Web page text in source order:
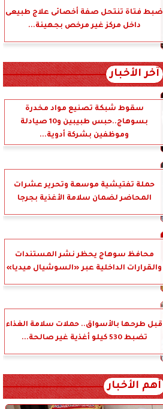
ضبط فتاة تنتحل صفة أخصائى علاج طبيعى
داخل مركز غير مرخص بجهينة...
آخر الأخبار
سقوط شبكة تصنيع مواد مخدرة
بسوهاج..حبس طبيبين و10 صيادلة
وموظفين بشركة أدوية...
حملة تفتيشية موسعة وتحرير عشرات
المحاضر لضمان سلامة الأغذية بجرجا
محافظ سوهاج يحظر نشر المستندات
والقرارات الداخلية عبر «السوشيال ميديا»
قبل طرحها بالأسواق.. حملات سلامة الغذاء
تضبط 530 كيلو أغذية غير صالحة...
أهم الأخبار